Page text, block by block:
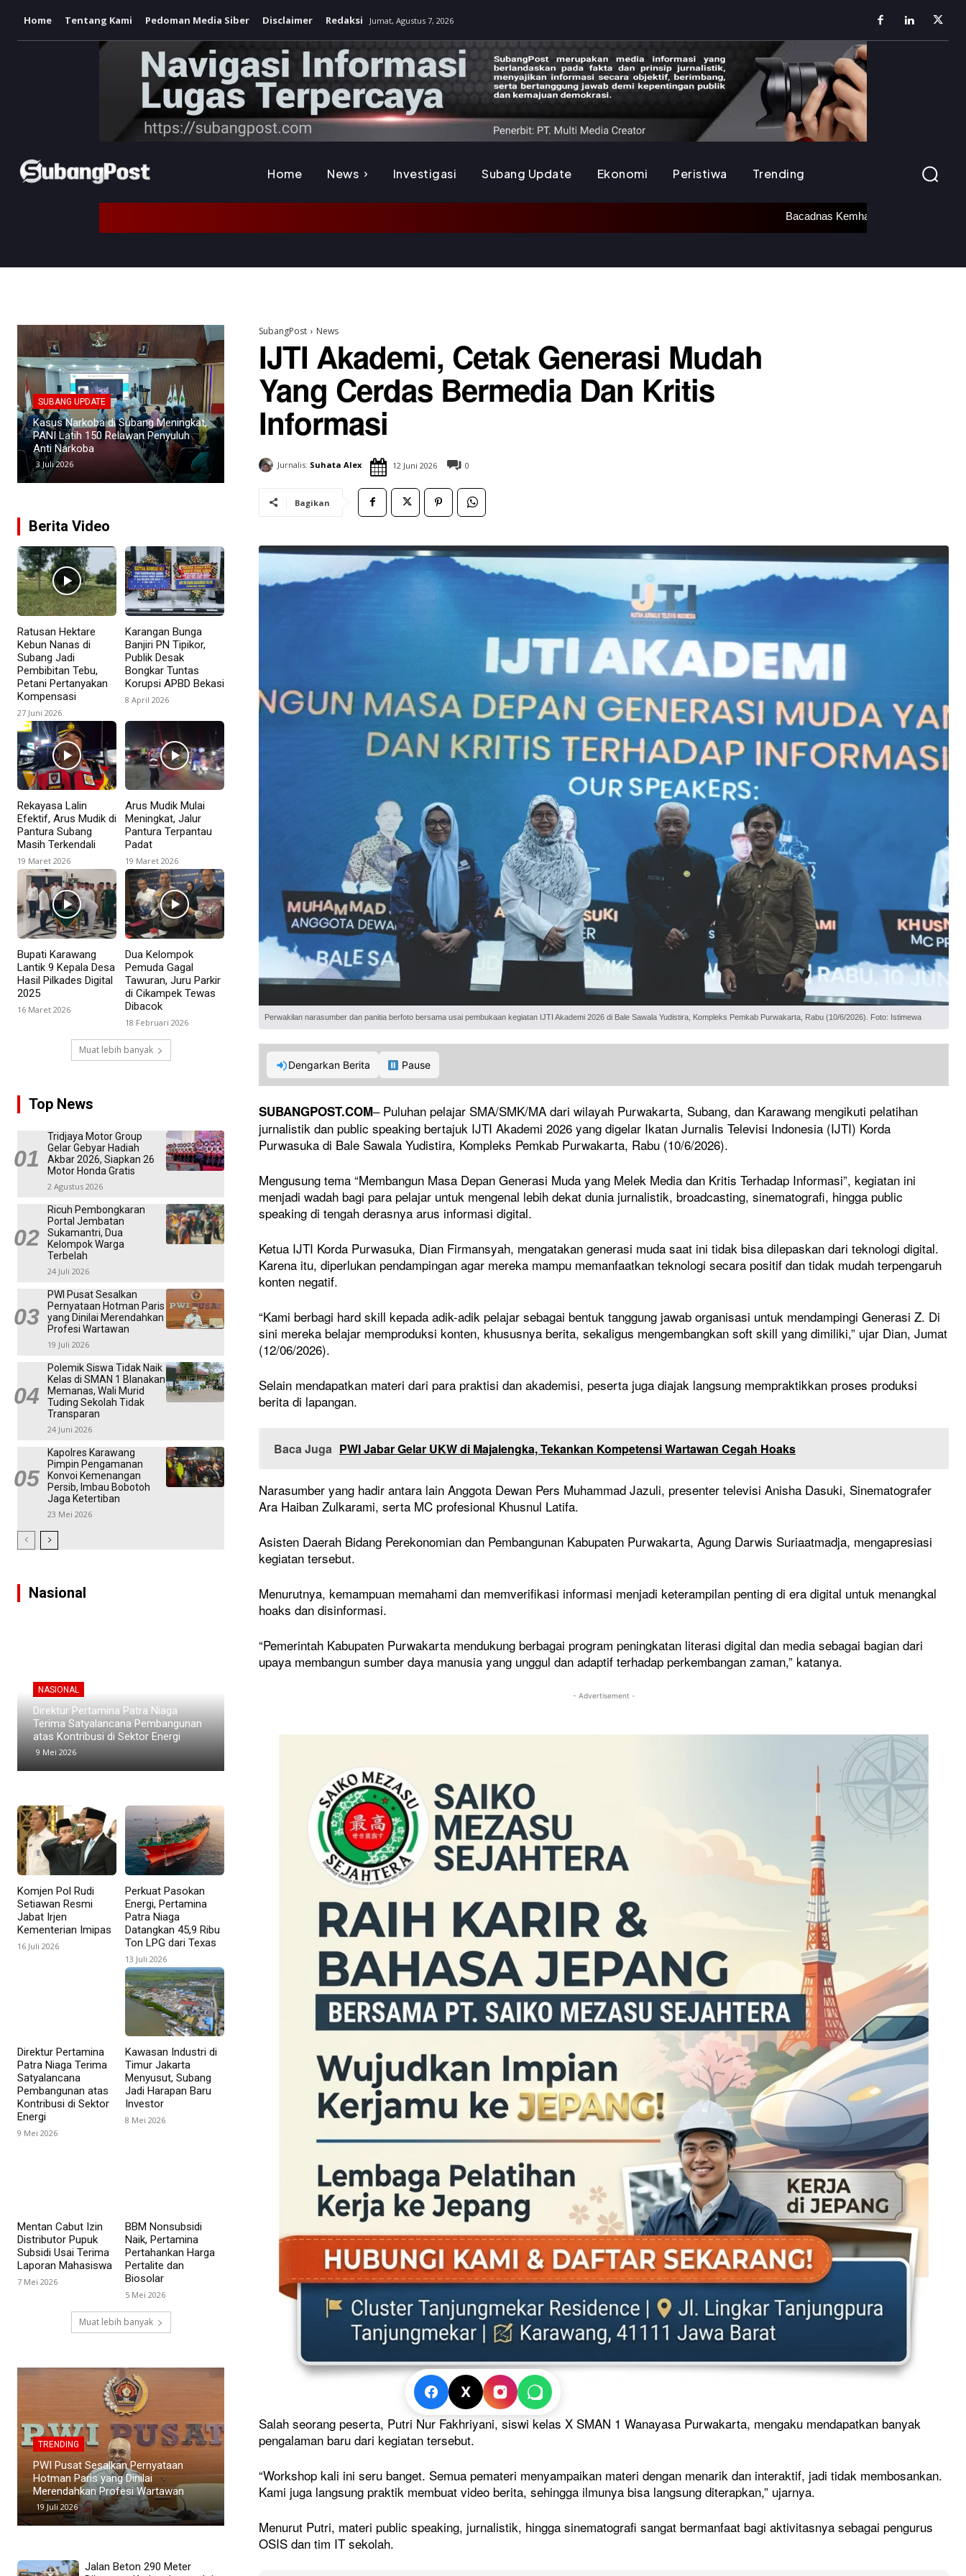
Home Tentang Kami Pedoman Media Siber Disclaimer Redaksi Jumat, Agustus 7, 2026
Home News Investigasi Subang Update Ekonomi Peristiwa Trending
Bacadnas Kemhan Resmikan Renovasi Kantor LVRI dan
SUBANG UPDATE
Empat Kades di Blanakan Bahas
Penataan Batas Kawasan Hutan
untuk Revitalisasi Tambak Pantura
25 Juni 2026
SUBANG UPDATE
Rumah Zakat Cimahi Salurkan
Sembako dan Perlengkapan Sekolah
15 Juni 2026
Berita Video
Ratusan Hektare
Kebun Nanas di
Subang Jadi
Pembibitan Tebu,
Petani Pertanyakan
Kompensasi
27 Juni 2026
Karangan Bunga
Banjiri PN Tipikor,
Publik Desak
Bongkar Tuntas
Korupsi APBD Bekasi
8 April 2026
Rekayasa Lalin
Efektif, Arus Mudik di
Pantura Subang
Masih Terkendali
19 Maret 2026
Arus Mudik Mulai
Meningkat, Jalur
Pantura Terpantau
Padat
19 Maret 2026
Bupati Karawang
Lantik 9 Kepala Desa
Hasil Pilkades Digital
2025
16 Maret 2026
Dua Kelompok
Pemuda Gagal
Tawuran, Juru Parkir
di Cikampek Tewas
Dibacok
18 Februari 2026
Muat lebih banyak
Top News
Tridjaya Motor Group
Gelar Gebyar Hadiah
Akbar 2026, Siapkan 26
Motor Honda Gratis
2 Agustus 2026
Ricuh Pembongkaran
Portal Jembatan
Sukamantri, Dua
Kelompok Warga
Terbelah
24 Juli 2026
PWI Pusat Sesalkan
Pernyataan Hotman Paris
yang Dinilai Merendahkan
Profesi Wartawan
19 Juli 2026
Polemik Siswa Tidak Naik
Kelas di SMAN 1 Blanakan
Memanas, Wali Murid
Tuding Sekolah Tidak
Transparan
24 Juni 2026
Kapolres Karawang
Pimpin Pengamanan
Konvoi Kemenangan
Persib, Imbau Bobotoh
Jaga Ketertiban
23 Mei 2026
Nasional
NASIONAL
Kawasan Industri di Timur Jakarta
Menyusut, Subang Jadi Harapan Baru
Investor
8 Mei 2026
Mahasiswa
Komjen Pol Rudi
Setiawan Resmi
Jabat Irjen
Kementerian Imipas
16 Juli 2026
Perkuat Pasokan
Energi, Pertamina
Patra Niaga
Datangkan 45,9 Ribu
Ton LPG dari Texas
13 Juli 2026
Direktur Pertamina
Patra Niaga Terima
Satyalancana
Pembangunan atas
Kontribusi di Sektor
Energi
9 Mei 2026
Kawasan Industri di
Timur Jakarta
Menyusut, Subang
Jadi Harapan Baru
Investor
8 Mei 2026
Mentan Cabut Izin
Distributor Pupuk
Subsidi Usai Terima
Laporan Mahasiswa
7 Mei 2026
BBM Nonsubsidi
Naik, Pertamina
Pertahankan Harga
Pertalite dan
Biosolar
5 Mei 2026
Muat lebih banyak
TRENDING
Polemik Siswa Tidak Naik Kelas di
SMAN 1 Blanakan Memanas, Wali
Murid Tuding Sekolah Tidak
Transparan
24 Juni 2026
TRENDING
Kapolres Karawang Pimpin
Persib, Imbau Bobotoh Jaga
Ketertiban
Jalan Beton 290 Meter
SubangPost News
IJTI Akademi, Cetak Generasi Mudah
Yang Cerdas Bermedia Dan Kritis
Informasi
Jurnalis: Suhata Alex 12 Juni 2026 0
Bagikan
Perwakilan narasumber dan panitia berfoto bersama usai pembukaan kegiatan IJTI Akademi 2026 di Bale Sawala Yudistira, Kompleks Pemkab Purwakarta, Rabu (10/6/2026). Foto: Istimewa
Dengarkan Berita Pause
SUBANGPOST.COM– Puluhan pelajar SMA/SMK/MA dari wilayah Purwakarta, Subang, dan Karawang mengikuti pelatihan
jurnalistik dan public speaking bertajuk IJTI Akademi 2026 yang digelar Ikatan Jurnalis Televisi Indonesia (IJTI) Korda
Purwasuka di Bale Sawala Yudistira, Kompleks Pemkab Purwakarta, Rabu (10/6/2026).
Mengusung tema “Membangun Masa Depan Generasi Muda yang Melek Media dan Kritis Terhadap Informasi”, kegiatan ini
menjadi wadah bagi para pelajar untuk mengenal lebih dekat dunia jurnalistik, broadcasting, sinematografi, hingga public
speaking di tengah derasnya arus informasi digital.
Ketua IJTI Korda Purwasuka, Dian Firmansyah, mengatakan generasi muda saat ini tidak bisa dilepaskan dari teknologi digital.
Karena itu, diperlukan pendampingan agar mereka mampu memanfaatkan teknologi secara positif dan tidak mudah terpengaruh
konten negatif.
“Kami berbagi hard skill kepada adik-adik pelajar sebagai bentuk tanggung jawab organisasi untuk mendampingi Generasi Z. Di
sini mereka belajar memproduksi konten, khususnya berita, sekaligus mengembangkan soft skill yang dimiliki,” ujar Dian, Jumat
(12/06/2026).
Selain mendapatkan materi dari para praktisi dan akademisi, peserta juga diajak langsung mempraktikkan proses produksi
berita di lapangan.
Baca Juga PWI Jabar Gelar UKW di Majalengka, Tekankan Kompetensi Wartawan Cegah Hoaks
Narasumber yang hadir antara lain Anggota Dewan Pers Muhammad Jazuli, presenter televisi Anisha Dasuki, Sinematografer
Ara Haiban Zulkarami, serta MC profesional Khusnul Latifa.
Asisten Daerah Bidang Perekonomian dan Pembangunan Kabupaten Purwakarta, Agung Darwis Suriaatmadja, mengapresiasi
kegiatan tersebut.
Menurutnya, kemampuan memahami dan memverifikasi informasi menjadi keterampilan penting di era digital untuk menangkal
hoaks dan disinformasi.
“Pemerintah Kabupaten Purwakarta mendukung berbagai program peningkatan literasi digital dan media sebagai bagian dari
upaya membangun sumber daya manusia yang unggul dan adaptif terhadap perkembangan zaman,” katanya.
- Advertisement -
Salah seorang peserta, Putri Nur Fakhriyani, siswi kelas X SMAN 1 Wanayasa Purwakarta, mengaku mendapatkan banyak
pengalaman baru dari kegiatan tersebut.
“Workshop kali ini seru banget. Semua pemateri menyampaikan materi dengan menarik dan interaktif, jadi tidak membosankan.
Kami juga langsung praktik membuat video berita, sehingga ilmunya bisa langsung diterapkan,” ujarnya.
Menurut Putri, materi public speaking, jurnalistik, hingga sinematografi sangat bermanfaat bagi aktivitasnya sebagai pengurus
OSIS dan tim IT sekolah.
X